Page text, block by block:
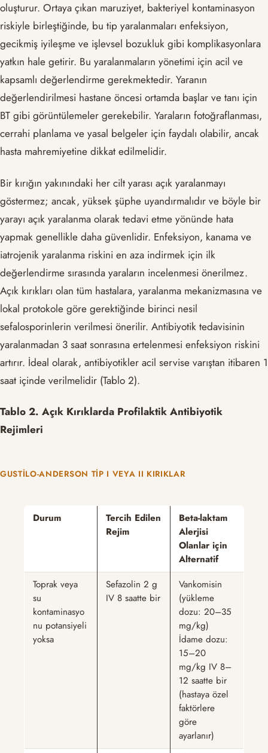
oluşturur. Ortaya çıkan maruziyet, bakteriyel kontaminasyon
riskiyle birleştiğinde, bu tip yaralanmaları enfeksiyon,
gecikmiş iyileşme ve işlevsel bozukluk gibi komplikasyonlara
yatkın hale getirir. Bu yaralanmaların yönetimi için acil ve
kapsamlı değerlendirme gerekmektedir. Yaranın
değerlendirilmesi hastane öncesi ortamda başlar ve tanı için
BT gibi görüntülemeler gerekebilir. Yaraların fotoğraflanması,
cerrahi planlama ve yasal belgeler için faydalı olabilir, ancak
hasta mahremiyetine dikkat edilmelidir.
Bir kırığın yakınındaki her cilt yarası açık yaralanmayı
göstermez; ancak, yüksek şüphe uyandırmalıdır ve böyle bir
yarayı açık yaralanma olarak tedavi etme yönünde hata
yapmak genellikle daha güvenlidir. Enfeksiyon, kanama ve
iatrojenik yaralanma riskini en aza indirmek için ilk
değerlendirme sırasında yaraların incelenmesi önerilmez.
Açık kırıkları olan tüm hastalara, yaralanma mekanizmasına ve
lokal protokole göre gerektiğinde birinci nesil
sefalosporinlerin verilmesi önerilir. Antibiyotik tedavisinin
yaralanmadan 3 saat sonrasına ertelenmesi enfeksiyon riskini
artırır. İdeal olarak, antibiyotikler acil servise varıştan itibaren 1
saat içinde verilmelidir (Tablo 2).
Tablo 2. Açık Kırıklarda Profilaktik Antibiyotik
Rejimleri
GUSTILO-ANDERSON TIP I VEYA II KIRIKLAR
Durum
Tercih Edilen
Rejim
Beta-laktam
Alerjisi
Olanlar için
Alternatif
Toprak veya
su
kontaminasyo
nu potansiyeli
yoksa
Sefazolin 2 g
IV 8 saatte bir
Vankomisin
(yükleme
dozu: 20–35
mg/kg)
İdame dozu:
15–20
mg/kg IV 8–
12 saatte bir
(hastaya özel
faktörlere
göre
ayarlanır)